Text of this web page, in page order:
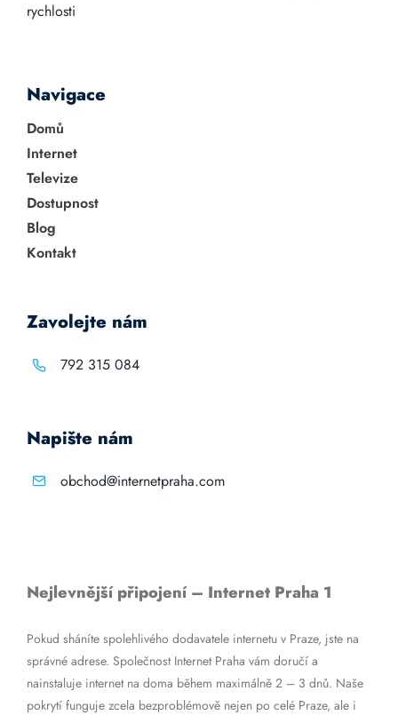
rychlosti
Navigace
Domů
Internet
Televize
Dostupnost
Blog
Kontakt
Zavolejte nám
792 315 084
Napište nám
obchod@internetpraha.com
Nejlevnější připojení – Internet Praha 1
Pokud sháníte spolehlivého dodavatele internetu v Praze, jste na
správné adrese. Společnost Internet Praha vám doručí a
nainstaluje internet na doma během maximálně 2 – 3 dnů. Naše
pokrytí funguje zcela bezproblémově nejen po celé Praze, ale i